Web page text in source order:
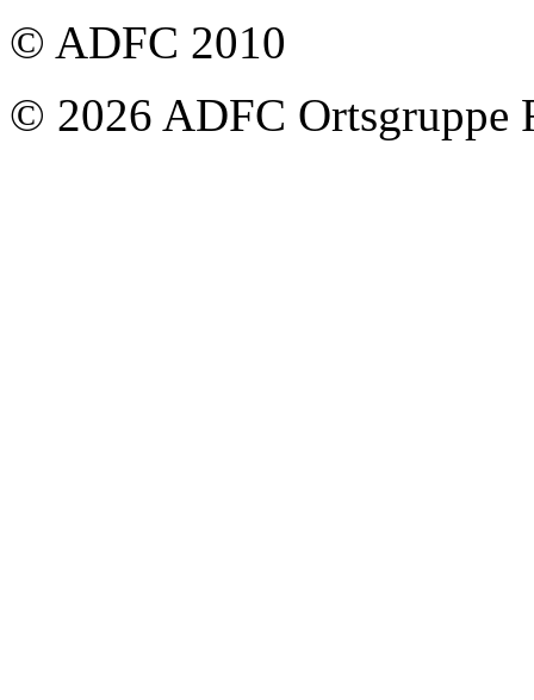
© ADFC 2010
© 2026 ADFC Ortsgruppe